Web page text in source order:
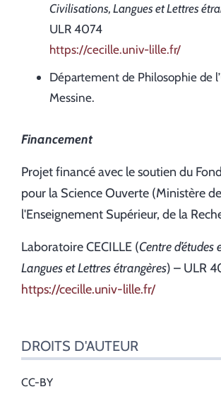
Civilisations, Langues et Lettres
ULR 4074
https://cecille.univ-lille.fr/
Département de Philosophie de
Messine.
Financement
Projet financé avec le soutien du
pour la Science Ouverte (Ministère de
l'Enseignement Supérieur, de la
Laboratoire CECILLE (Centre
Langues et Lettres étrangères) – ULR
https://cecille.univ-lille.fr/
DROITS D'AUTEUR
CC-BY